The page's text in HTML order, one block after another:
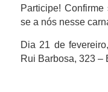
Participe!
se a nós nesse
Dia 21 de
Rui Barbosa, 323 –